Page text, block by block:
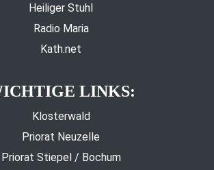
Heiliger Stuhl
Radio Maria
Kath.net
LINKS:
Klosterwald
Priorat Neuzelle
Priorat Stiepel / Bochum